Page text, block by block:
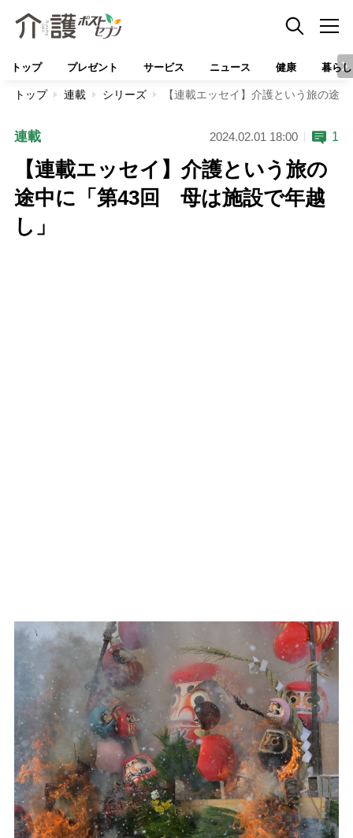
トップ プレゼント サービス ニュース 健康 暮らし
トップ 連載 シリーズ 【連載エッセイ】介護という旅の途
連載 2024.02.01 18:00 1
【連載エッセイ】介護という旅の
途中に「第43回 母は施設で年越
し」